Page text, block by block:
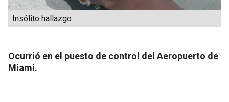
Insólito hallazgo
Ocurrió en el puesto de control del Aeropuerto de
Miami.